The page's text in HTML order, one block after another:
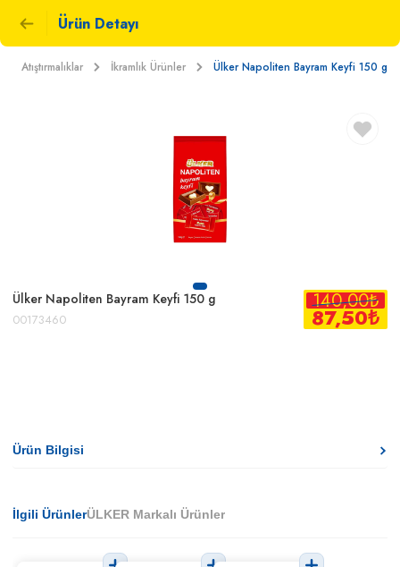
Ürün Detayı
Atıştırmalıklar İkramlık Ürünler Ülker Napoliten Bayram Keyfi 150 g
Ülker Napoliten Bayram Keyfi 150 g
00173460
140,00₺
87,50₺
Ürün Bilgisi
İlgili ÜrünlerÜLKER Markalı Ürünler